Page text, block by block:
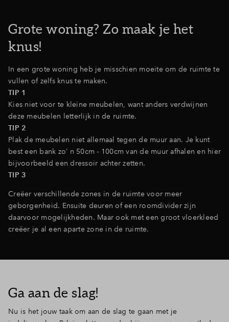
Grote woning? Zo maak je het
knus!
In een grote woning heb je misschien moeite om de ruimte te
vullen of zelfs knus te maken.
TIP 1
Kies niet voor te kleine meubelen, want anders verdwijnen
deze meubelen letterlijk in de ruimte.
TIP 2
Plak de meubelen niet allemaal tegen de muur aan. Je kunt
best een bank zo’ n 50cm - 100cm van de muur afhalen en hier
bijvoorbeeld een dressoir achter zetten.
TIP 3
Creëer verschillende zones in de ruimte voor meer
geborgenheid. Ensuite deuren of een roomdivider zijn
daarvoor mogelijkheden. Maar ook met een groot vloerkleed
creëer je al een aparte zone in de ruimte.
Ga aan de slag!
Nu is het jouw taak om aan de slag te gaan met je